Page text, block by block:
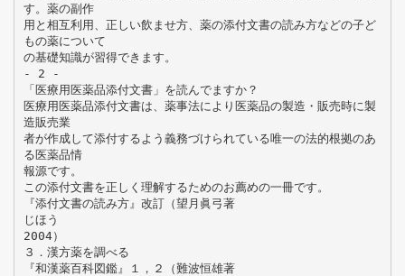
す。薬の副作
用と相互利用、正しい飲ませ方、薬の添付文書の読み方などの子ど
もの薬について
の基礎知識が習得できます。
- 2 -
「医療用医薬品添付文書」を読んでますか？
医療用医薬品添付文書は、薬事法により医薬品の製造・販売時に製
造販売業
者が作成して添付するよう義務づけられている唯一の法的根拠のあ
る医薬品情
報源です。
この添付文書を正しく理解するためのお薦めの一冊です。
『添付文書の読み方』改訂（望月眞弓著
じほう
2004）
３．漢方薬を調べる
『和漢薬百科図鑑』１，２（難波恒雄著